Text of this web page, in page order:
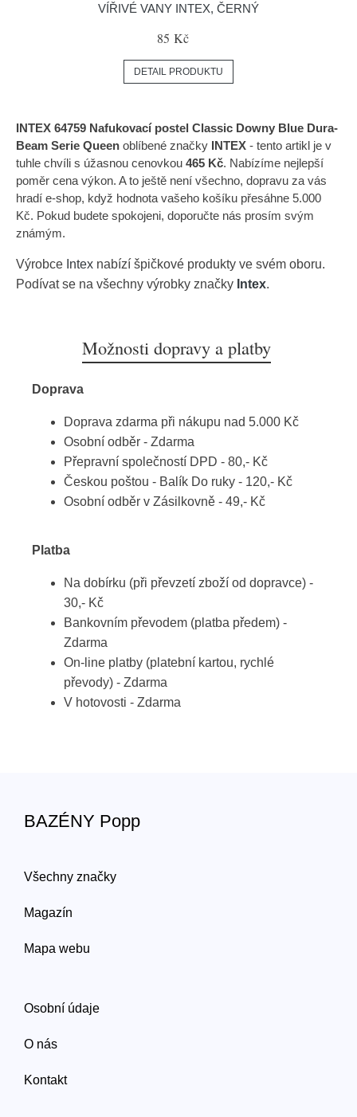
VÍŘIVÉ VANY INTEX, ČERNÝ
85 Kč
DETAIL PRODUKTU
INTEX 64759 Nafukovací postel Classic Downy Blue Dura-
Beam Serie Queen oblíbené značky INTEX - tento artikl je v
tuhle chvíli s úžasnou cenovkou 465 Kč. Nabízíme nejlepší
poměr cena výkon. A to ještě není všechno, dopravu za vás
hradí e-shop, když hodnota vašeho košíku přesáhne 5.000
Kč. Pokud budete spokojeni, doporučte nás prosím svým
známým.
Výrobce Intex nabízí špičkové produkty ve svém oboru.
Podívat se na všechny výrobky značky Intex.
Možnosti dopravy a platby
Doprava
Doprava zdarma při nákupu nad 5.000 Kč
Osobní odběr - Zdarma
Přepravní společností DPD - 80,- Kč
Českou poštou - Balík Do ruky - 120,- Kč
Osobní odběr v Zásilkovně - 49,- Kč
Platba
Na dobírku (při převzetí zboží od dopravce) -
30,- Kč
Bankovním převodem (platba předem) -
Zdarma
On-line platby (platební kartou, rychlé
převody) - Zdarma
V hotovosti - Zdarma
BAZÉNY Popp
Všechny značky
Magazín
Mapa webu
Osobní údaje
O nás
Kontakt